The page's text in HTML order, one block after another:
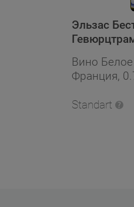
Эльзас
Вино
Франция,
Standart